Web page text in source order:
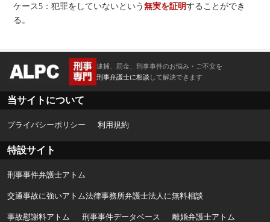
ケース5：犯罪をしていないという無実を証明することができ
る。
逮捕、罰金、刑事事件のお悩み・ご不安を
刑事弁護士に相談して解決できます
当サイトについて
プライバシーポリシー 利用規約
特設サイト
刑事事件弁護士アトム
交通事故に強いアトム法律事務所弁護士法人に無料相談
事故慰謝料アトム 刑事事件データベース 離婚弁護士アトム